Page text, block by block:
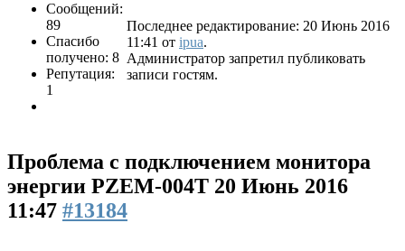
Сообщений:
89
Спасибо
получено: 8
Репутация:
1
Последнее редактирование: 20 Июнь 2016
11:41 от ipua.
Администратор запретил публиковать
записи гостям.
Проблема с подключением монитора
энергии PZEM-004T 20 Июнь 2016
11:47 #13184